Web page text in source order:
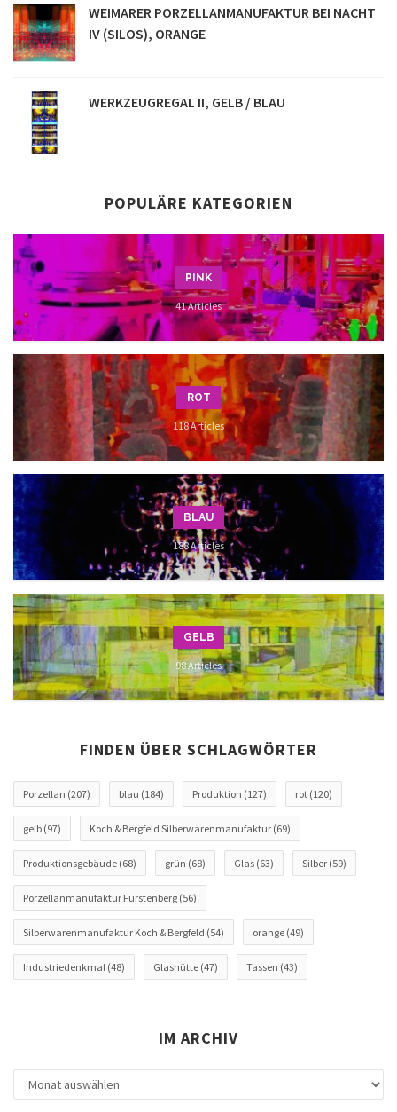
WEIMARER PORZELLANMANUFAKTUR BEI NACHT
IV (SILOS), ORANGE
WERKZEUGREGAL II, GELB / BLAU
POPULÄRE KATEGORIEN
PINK
41 Articles
ROT
118 Articles
BLAU
188 Articles
GELB
98 Articles
FINDEN ÜBER SCHLAGWÖRTER
Porzellan (207) blau (184) Produktion (127) rot (120)
gelb (97) Koch & Bergfeld Silberwarenmanufaktur (69)
Produktionsgebäude (68) grün (68) Glas (63) Silber (59)
Porzellanmanufaktur Fürstenberg (56)
Silberwarenmanufaktur Koch & Bergfeld (54) orange (49)
Industriedenkmal (48) Glashütte (47) Tassen (43)
IM ARCHIV